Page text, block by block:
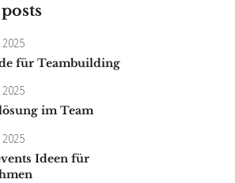
für Teambuilding
im Team
Ideen für